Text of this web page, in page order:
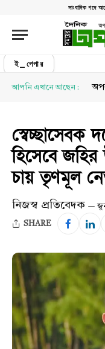
সাংবাদিক পদে
ই_পেপার
আপনি এখানে আছেন :
স্বেচ্ছাসেবক
হিসেবে
চায় তৃণমূল
নিজস্ব প্রতিবেদক
SHARE